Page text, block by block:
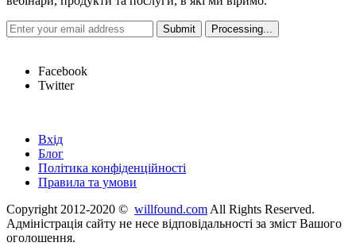
Facebook
Twitter
Вхід
Блог
Політика конфіденційності
Правила та умови
Copyright 2012-2020 © willfound.comAll Rights Reserved.
Адміністрація сайту не несе відповідальності за зміст Вашого
оголошення.